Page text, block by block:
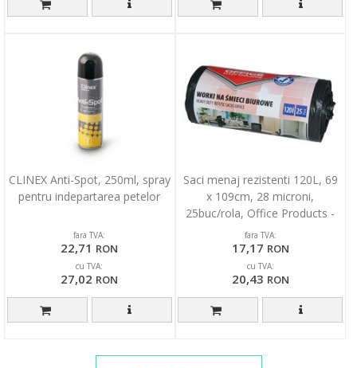
CLINEX Anti-Spot, 250ml, spray
pentru indepartarea petelor
fara TVA:
22,71 RON
cu TVA:
27,02 RON
Saci menaj rezistenti 120L, 69
x 109cm, 28 microni,
25buc/rola, Office Products -
negri
fara TVA:
17,17 RON
cu TVA:
20,43 RON